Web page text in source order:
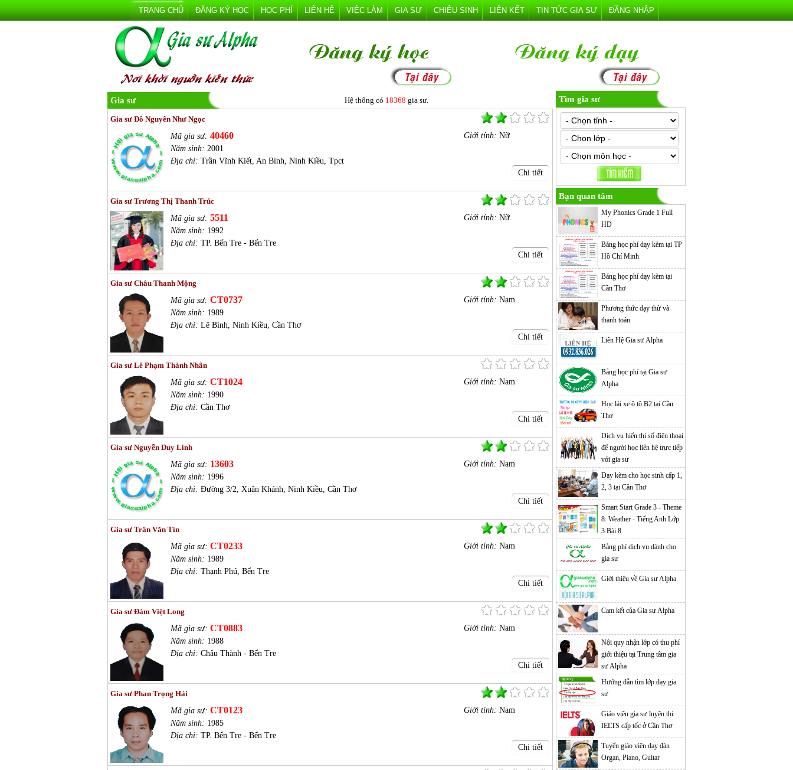
TRANG CHỦ ĐĂNG KÝ HỌC HỌC PHÍ LIÊN HỆ VIỆC LÀM GIA SƯ CHIÊU SINH LIÊN KẾT TIN TỨC GIA SƯ ĐĂNG NHẬP
Gia sư Hệ thống có 18368 gia sư.
Gia sư Đỗ Nguyễn Như Ngọc
Mã gia sư: 40460
Năm sinh: 2001
Địa chỉ: Trần Vĩnh Kiết, An Bình, Ninh Kiều, Tpct
Giới tính: Nữ
Chi tiết
Gia sư Trương Thị Thanh Trúc
Mã gia sư: 5511
Năm sinh: 1992
Địa chỉ: TP. Bến Tre - Bến Tre
Giới tính: Nữ
Chi tiết
Gia sư Châu Thanh Mộng
Mã gia sư: CT0737
Năm sinh: 1989
Địa chỉ: Lê Bình, Ninh Kiều, Cần Thơ
Giới tính: Nam
Chi tiết
Gia sư Lê Phạm Thành Nhân
Mã gia sư: CT1024
Năm sinh: 1990
Địa chỉ: Cần Thơ
Giới tính: Nam
Chi tiết
Gia sư Nguyễn Duy Linh
Mã gia sư: 13603
Năm sinh: 1996
Địa chỉ: Đường 3/2, Xuân Khánh, Ninh Kiều, Cần Thơ
Giới tính: Nam
Chi tiết
Gia sư Trần Văn Tín
Mã gia sư: CT0233
Năm sinh: 1989
Địa chỉ: Thạnh Phú, Bến Tre
Giới tính: Nam
Chi tiết
Gia sư Đàm Việt Long
Mã gia sư: CT0883
Năm sinh: 1988
Địa chỉ: Châu Thành - Bến Tre
Giới tính: Nam
Chi tiết
Gia sư Phan Trọng Hải
Mã gia sư: CT0123
Năm sinh: 1985
Địa chỉ: TP. Bến Tre - Bến Tre
Giới tính: Nam
Chi tiết
Tìm gia sư
Bạn quan tâm
My Phonics Grade 1 Full
HD
Bảng học phí dạy kèm tại TP
Hồ Chí Minh
Bảng học phí dạy kèm tại
Cần Thơ
Phương thức dạy thử và
thanh toán
Liên Hệ Gia sư Alpha
Bảng học phí tại Gia sư
Alpha
Học lái xe ô tô B2 tại Cần
Thơ
Dịch vụ hiển thị số điện thoại
để người học liên hệ trực tiếp
với gia sư
Dạy kèm cho học sinh cấp 1,
2, 3 tại Cần Thơ
Smart Start Grade 3 - Theme
8: Weather - Tiếng Anh Lớp
3 Bài 8
Bảng phí dịch vụ dành cho
gia sư
Giới thiệu về Gia sư Alpha
Cam kết của Gia sư Alpha
Nội quy nhận lớp có thu phí
giới thiệu tại Trung tâm gia
sư Alpha
Hướng dẫn tìm lớp dạy gia
sư
Giáo viên gia sư luyện thi
IELTS cấp tốc ở Cần Thơ
Tuyển giáo viên dạy đàn
Organ, Piano, Guitar